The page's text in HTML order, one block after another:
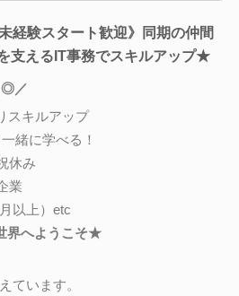
経験スタート歓迎》同期の仲間
支えるIT事務でスキルアップ★
◎／
スキルアップ
緒に学べる！
休み
業
以上）etc
界へようこそ★
ています。